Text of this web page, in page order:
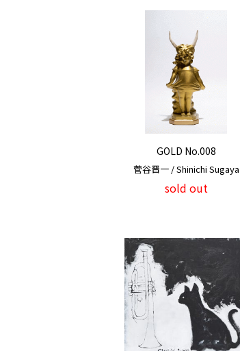
GOLD No.008
菅谷晋一 / Shinichi Sugaya
sold out